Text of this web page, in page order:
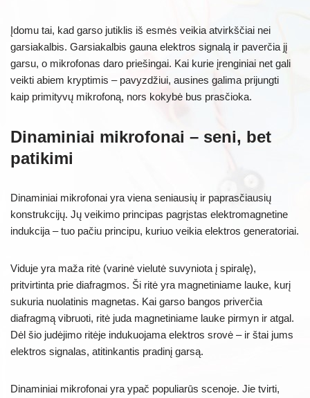
Įdomu tai, kad garso jutiklis iš esmės veikia atvirkščiai nei
garsiakalbis. Garsiakalbis gauna elektros signalą ir paverčia jį
garsu, o mikrofonas daro priešingai. Kai kurie įrenginiai net gali
veikti abiem kryptimis – pavyzdžiui, ausines galima prijungti
kaip primityvų mikrofoną, nors kokybė bus prasčioka.
Dinaminiai mikrofonai – seni, bet
patikimi
Dinaminiai mikrofonai yra viena seniausių ir paprasčiausių
konstrukcijų. Jų veikimo principas pagrįstas elektromagnetine
indukcija – tuo pačiu principu, kuriuo veikia elektros generatoriai.
Viduje yra maža ritė (varinė vielutė suvyniota į spiralę),
pritvirtinta prie diafragmos. Ši ritė yra magnetiniame lauke, kurį
sukuria nuolatinis magnetas. Kai garso bangos priverčia
diafragmą vibruoti, ritė juda magnetiniame lauke pirmyn ir atgal.
Dėl šio judėjimo ritėje indukuojama elektros srovė – ir štai jums
elektros signalas, atitinkantis pradinį garsą.
Dinaminiai mikrofonai yra ypač populiarūs scenoje. Jie tvirti,